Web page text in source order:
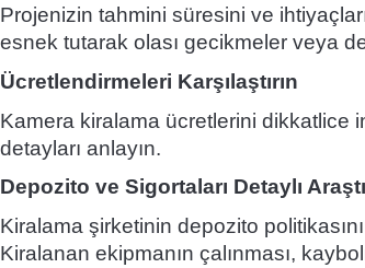
Projenizin tahmini süresini ve
esnek tutarak olası gecikmeler veya
Ücretlendirmeleri Karşılaştırın
Kamera kiralama ücretlerini dikkatlice
detayları anlayın.
Depozito ve Sigortaları Detaylı
Kiralama şirketinin depozito
Kiralanan ekipmanın çalınması,